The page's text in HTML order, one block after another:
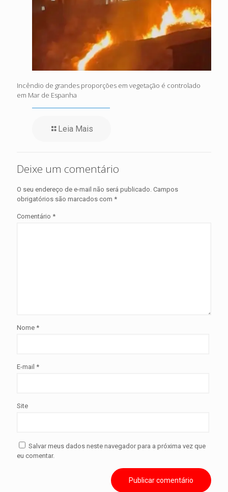
Incêndio de grandes proporções em vegetação é controlado
em Mar de Espanha
Leia Mais
Deixe um comentário
O seu endereço de e-mail não será publicado. Campos
obrigatórios são marcados com *
Comentário *
Nome *
E-mail *
Site
Salvar meus dados neste navegador para a próxima vez que
eu comentar.